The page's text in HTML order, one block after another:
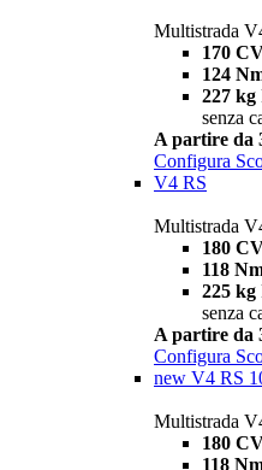
Multistrada
170
124
227 kg
senza
A partire da
Configura
V4 RS
Multistrada
180
118
225 kg
senza
A partire da
Configura
new V4 RS
Multistrada
180
118